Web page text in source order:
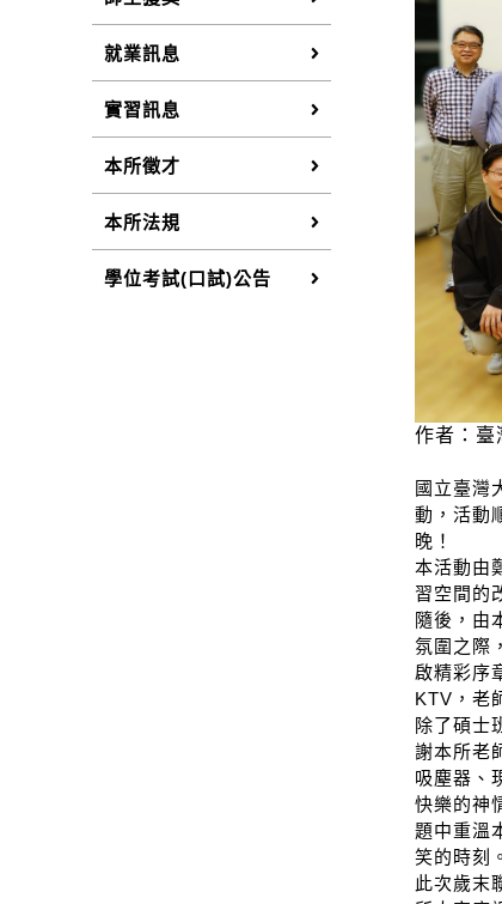
就業訊息
實習訊息
本所徵才
本所法規
學位考試(口試)公告
作者：臺
國立臺灣
動，活動
晚！
本活動由
習空間的
隨後，由
氛圍之際
啟精彩序
KTV ，老
除了碩士
謝本所老
吸塵器、
快樂的神
題中重溫
笑的時刻。
此次歲末